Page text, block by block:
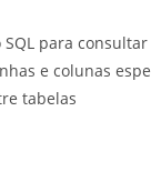
para
e colunas
tabelas